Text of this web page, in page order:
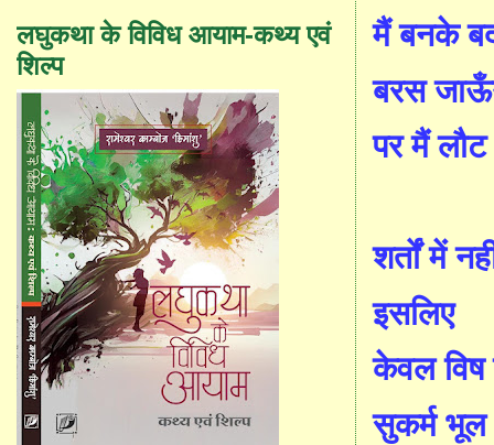
मैं बनके
बरस
पर मैं
शर्तों में
इसलिए
केवल विष
सुकर्म
लघुकथा के विविध आयाम-कथ्य एवं
शिल्प